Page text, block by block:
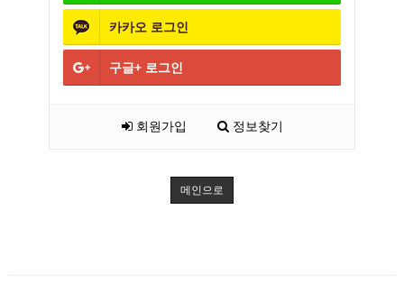
카카오 로그인
구글+ 로그인
회원가입 정보찾기
메인으로